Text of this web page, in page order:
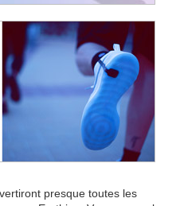
presque toutes les